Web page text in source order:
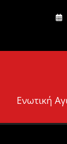
Ενωτική